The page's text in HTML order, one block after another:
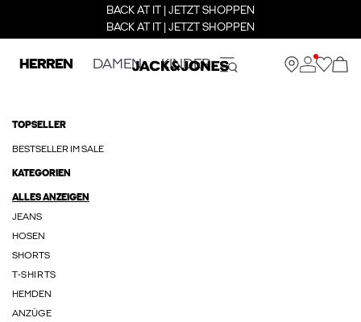
BACK AT IT | JETZT SHOPPEN
BACK AT IT | JETZT SHOPPEN
HERREN DAMEN KINDER
TOPSELLER
BESTSELLER IM SALE
KATEGORIEN
ALLES ANZEIGEN
JEANS
HOSEN
SHORTS
T-SHIRTS
HEMDEN
ANZÜGE